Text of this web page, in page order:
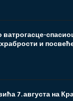
и
7. августа на